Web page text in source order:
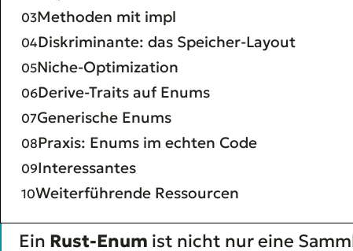
Methoden mit impl
Diskriminante: das Speicher-Layout
Niche-Optimization
Derive-Traits auf Enums
Generische Enums
Praxis: Enums im echten Code
Interessantes
Weiterführende Ressourcen
Ein Rust-Enum ist nicht nur eine